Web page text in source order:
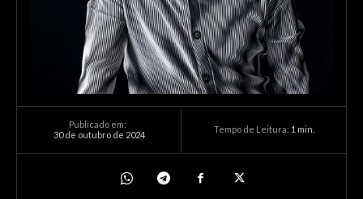
Publicado em:
30 de outubro de 2024
Tempo de Leitura: 1 min.